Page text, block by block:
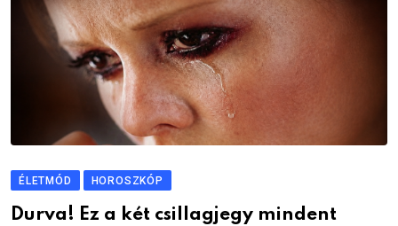
ÉLETMÓD HOROSZKÓP
Durva! Ez a két csillagjegy mindent